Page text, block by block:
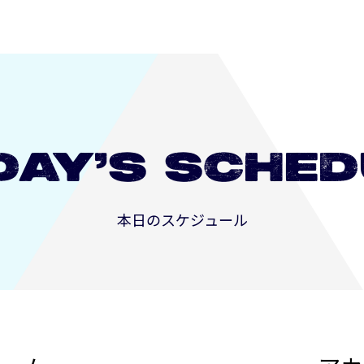
本日のスケジュール